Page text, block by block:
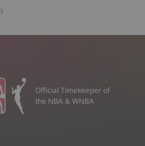
Official Timekeeper of
the NBA & WNBA